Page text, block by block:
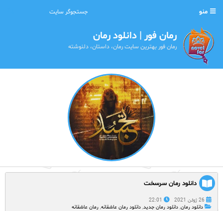
منو
رمان فور | دانلود رمان
رمان فور بهترین سایت رمان، داستان، دلنوشته
دانلود رمان سرسخت
26 ژوئن 2021
22:01
دانلود رمان, دانلود رمان جدید, دانلود رمان عاشقانه, رمان عاشقانه